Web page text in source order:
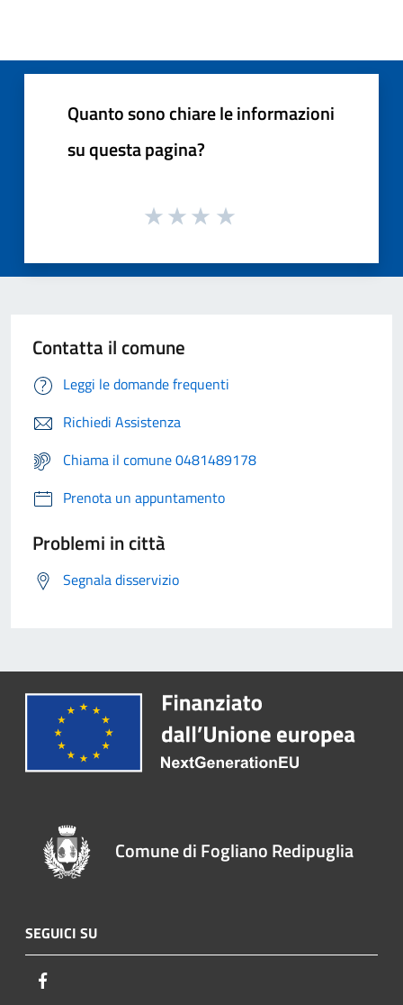
Quanto sono chiare le informazioni
su questa pagina?
Contatta il comune
Leggi le domande frequenti
Richiedi Assistenza
Chiama il comune 0481489178
Prenota un appuntamento
Problemi in città
Segnala disservizio
Comune di Fogliano Redipuglia
SEGUICI SU